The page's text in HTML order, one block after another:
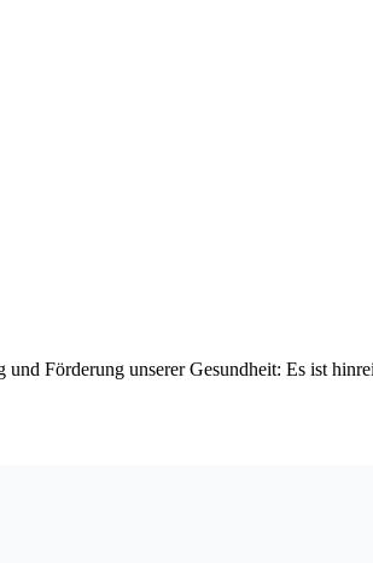
Förderung unserer Gesundheit: Es ist